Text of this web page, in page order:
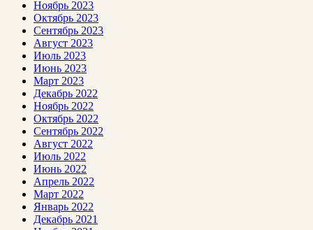
Ноябрь 2023
Октябрь 2023
Сентябрь 2023
Август 2023
Июль 2023
Июнь 2023
Март 2023
Декабрь 2022
Ноябрь 2022
Октябрь 2022
Сентябрь 2022
Август 2022
Июль 2022
Июнь 2022
Апрель 2022
Март 2022
Январь 2022
Декабрь 2021